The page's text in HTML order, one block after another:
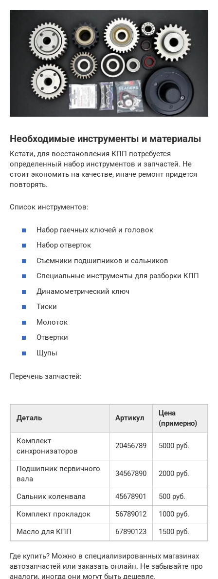
Необходимые инструменты и материалы
Кстати, для восстановления КПП потребуется
определенный набор инструментов и запчастей. Не
стоит экономить на качестве, иначе ремонт придется
повторять.
Список инструментов:
Набор гаечных ключей и головок
Набор отверток
Съемники подшипников и сальников
Специальные инструменты для разборки КПП
Динамометрический ключ
Тиски
Молоток
Отвертки
Щупы
Перечень запчастей:
Деталь Артикул
Цена
(примерно)
Комплект
синхронизаторов
20456789 5000 руб.
Подшипник первичного
вала
34567890 2000 руб.
Сальник коленвала 45678901
500 руб.
Комплект прокладок
56789012
1000 руб.
Масло для КПП
67890123 1500 руб.
Где купить? Можно в специализированных магазинах
автозапчастей или заказать онлайн. Не забывайте про
аналоги, иногда они могут быть дешевле.